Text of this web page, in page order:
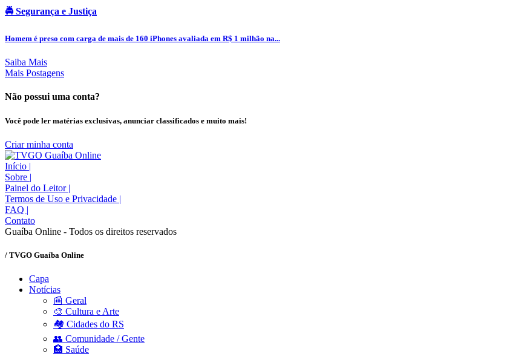
🚔 Segurança e Justiça
Homem é preso com carga de mais de 160 iPhones avaliada em R$ 1 milhão na...
Saiba Mais
Mais Postagens
Não possui uma conta?
Você pode ler matérias exclusivas, anunciar classificados e muito mais!
Criar minha conta
Início |
Sobre |
Painel do Leitor |
Termos de Uso e Privacidade |
FAQ |
Contato
Guaíba Online - Todos os direitos reservados
/ TVGO Guaíba Online
Capa
Notícias
📰 Geral
🎨 Cultura e Arte
🏘️ Cidades do RS
👥 Comunidade / Gente
🏥 Saúde